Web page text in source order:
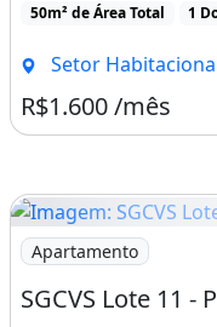
50m² de Área Total 1
Setor
R$1.600 /mês
Imagem: SGCVS
Apartamento